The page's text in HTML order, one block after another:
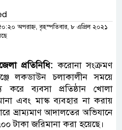
অপরাহ্ন, বৃহস্পতিবার, ৮ এপ্রিল ২০২১
প্রতিনিধি: করোনা সংক্রমণ
লকডাউন চলাকালীন সময়ে
করে ব্যবসা প্রতিষ্ঠান খোলা
এবং মাস্ক ব্যবহার না করায়
ভ্রাম্যমাণ আদালতের অভিযানে
টাকা জরিমানা করা হয়েছে।